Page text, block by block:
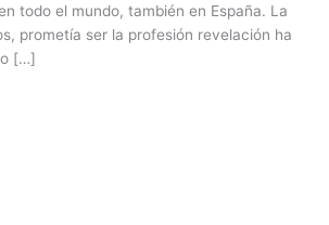
todo el mundo, también en España. La
prometía ser la profesión revelación ha
[…]